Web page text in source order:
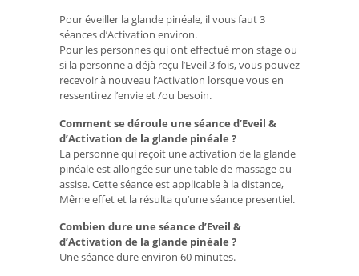
Pour éveiller la glande pinéale, il vous faut 3
séances d’Activation environ.
Pour les personnes qui ont effectué mon stage ou
si la personne a déjà reçu l’Eveil 3 fois, vous pouvez
recevoir à nouveau l’Activation lorsque vous en
ressentirez l’envie et /ou besoin.
Comment se déroule une séance d’Eveil &
d’Activation de la glande pinéale ?
La personne qui reçoit une activation de la glande
pinéale est allongée sur une table de massage ou
assise. Cette séance est applicable à la distance,
Même effet et la résulta qu’une séance presentiel.
Combien dure une séance d’Eveil &
d’Activation de la glande pinéale ?
Une séance dure environ 60 minutes.